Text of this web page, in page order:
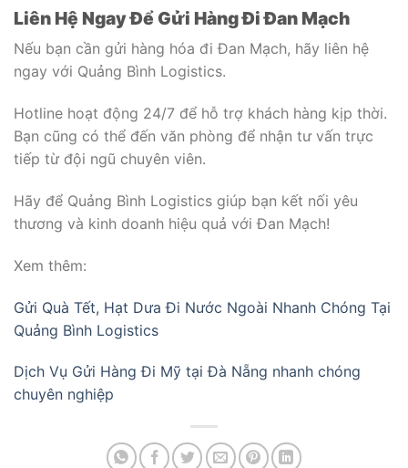
Liên Hệ Ngay Để Gửi Hàng Đi Đan Mạch
Nếu bạn cần gửi hàng hóa đi Đan Mạch, hãy liên hệ
ngay với Quảng Bình Logistics.
Hotline hoạt động 24/7 để hỗ trợ khách hàng kịp thời.
Bạn cũng có thể đến văn phòng để nhận tư vấn trực
tiếp từ đội ngũ chuyên viên.
Hãy để Quảng Bình Logistics giúp bạn kết nối yêu
thương và kinh doanh hiệu quả với Đan Mạch!
Xem thêm:
Gửi Quà Tết, Hạt Dưa Đi Nước Ngoài Nhanh Chóng Tại
Quảng Bình Logistics
Dịch Vụ Gửi Hàng Đi Mỹ tại Đà Nẵng nhanh chóng
chuyên nghiệp